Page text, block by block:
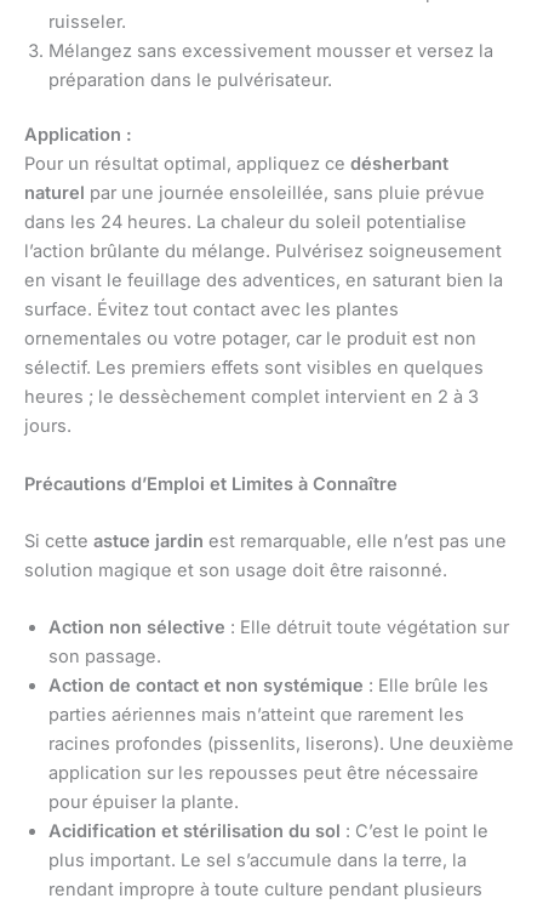
ruisseler.
Mélangez sans excessivement mousser et versez la
préparation dans le pulvérisateur.
Application :
Pour un résultat optimal, appliquez ce désherbant
naturel par une journée ensoleillée, sans pluie prévue
dans les 24 heures. La chaleur du soleil potentialise
l’action brûlante du mélange. Pulvérisez soigneusement
en visant le feuillage des adventices, en saturant bien la
surface. Évitez tout contact avec les plantes
ornementales ou votre potager, car le produit est non
sélectif. Les premiers effets sont visibles en quelques
heures ; le dessèchement complet intervient en 2 à 3
jours.
Précautions d’Emploi et Limites à Connaître
Si cette astuce jardin est remarquable, elle n’est pas une
solution magique et son usage doit être raisonné.
Action non sélective : Elle détruit toute végétation sur
son passage.
Action de contact et non systémique : Elle brûle les
parties aériennes mais n’atteint que rarement les
racines profondes (pissenlits, liserons). Une deuxième
application sur les repousses peut être nécessaire
pour épuiser la plante.
Acidification et stérilisation du sol : C’est le point le
plus important. Le sel s’accumule dans la terre, la
rendant impropre à toute culture pendant plusieurs